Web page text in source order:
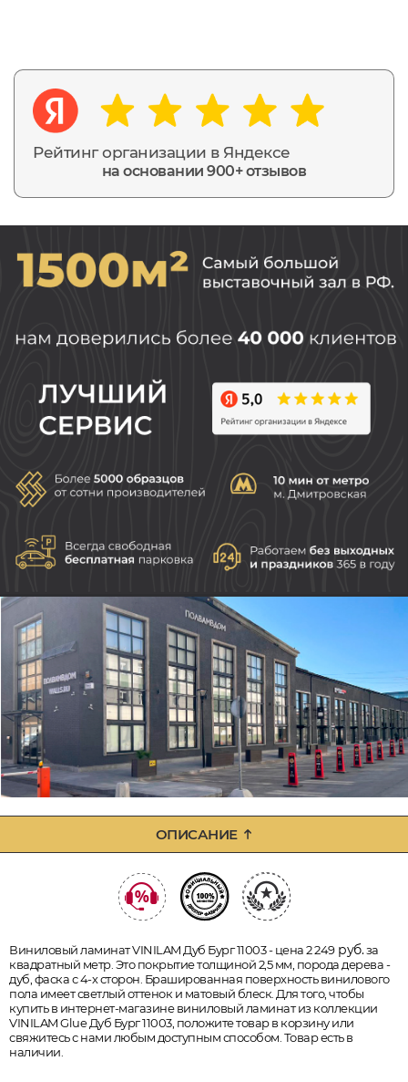
Рейтинг организации в Яндексе
на основании 900+ отзывов
ОПИСАНИЕ
Виниловый ламинат VINILAM Дуб Бург 11003 - цена 2 249руб.за
квадратный метр. Это покрытие толщиной 2,5 мм, порода дерева -
дуб, фаска с 4-х сторон. Брашированная поверхность винилового
пола имеет светлый оттенок и матовый блеск. Для того, чтобы
купить в интернет-магазине виниловый ламинат из коллекции
VINILAM Glue Дуб Бург 11003, положите товар в корзину или
свяжитесь с нами любым доступным способом. Товар есть в
наличии.